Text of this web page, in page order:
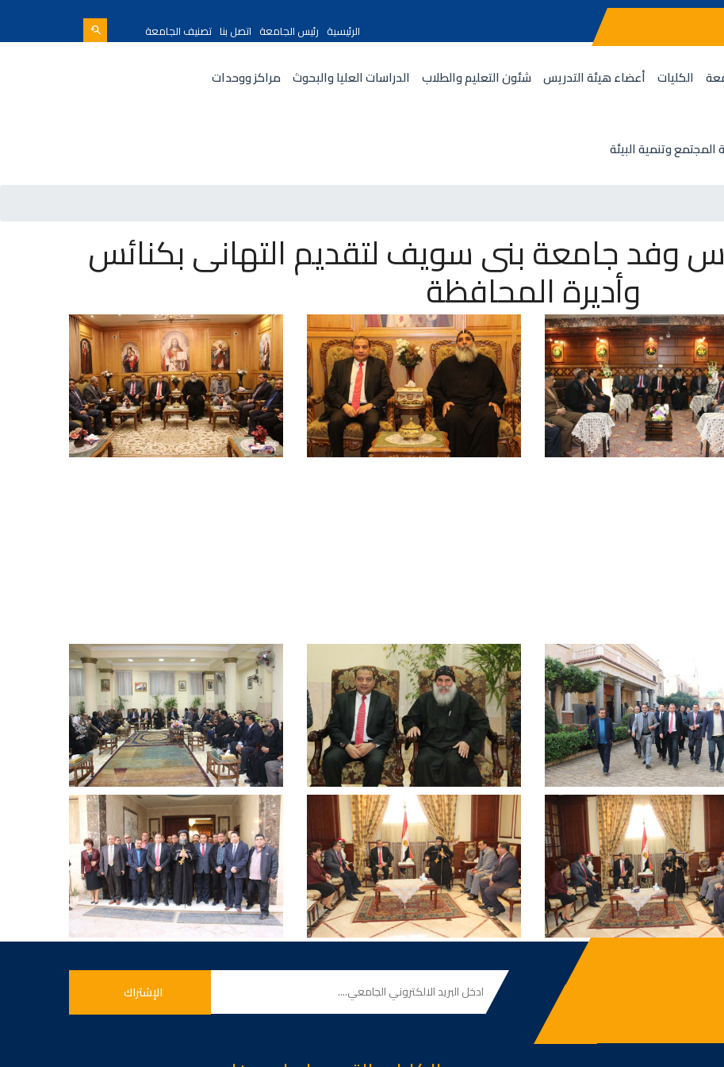
الرئيسية رئيس الجامعة اتصل بنا تصنيف الجامعة
الكليات أعضاء هيئة التدريس شئون التعليم والطلاب الدراسات العليا والبحوث مراكز ووحدات
وتنمية البيئة
وفد جامعة بنى سويف لتقديم التهانى بكنائس
وأديرة المحافظة